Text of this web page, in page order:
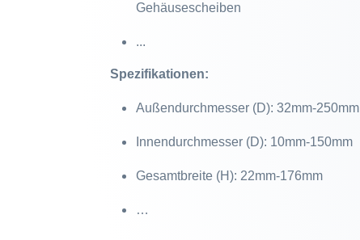
Gehäusescheiben
...
Spezifikationen:
Außendurchmesser (D): 32mm-250mm
Innendurchmesser (D): 10mm-150mm
Gesamtbreite (H): 22mm-176mm
…